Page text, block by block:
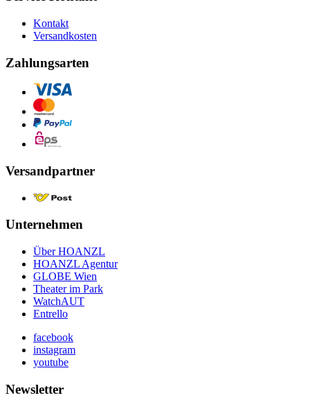
Kontakt
Versandkosten
Zahlungsarten
Versandpartner
Unternehmen
Über HOANZL
HOANZL Agentur
GLOBE Wien
Theater im Park
WatchAUT
Entrello
facebook
instagram
youtube
Newsletter